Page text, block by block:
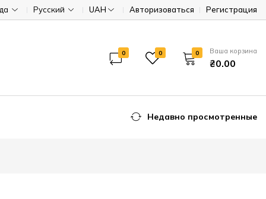
Русский UAH Авторизоваться Регистрация
0 0 0 Ваша корзина
₴0.00
Недавно просмотренные